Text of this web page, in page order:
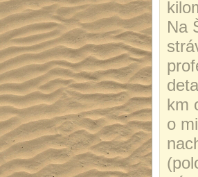
Na
km
o